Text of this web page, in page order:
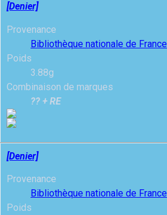
[Denier]
Provenance
Bibliothèque nationale de France
Poids
3.88g
Combinaison de marques
?? + RE
[Denier]
Provenance
Bibliothèque nationale de France
Poids